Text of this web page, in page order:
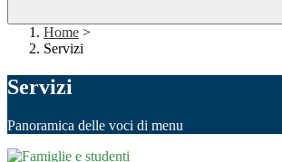
Home >
Servizi
Servizi
Panoramica delle voci di menu